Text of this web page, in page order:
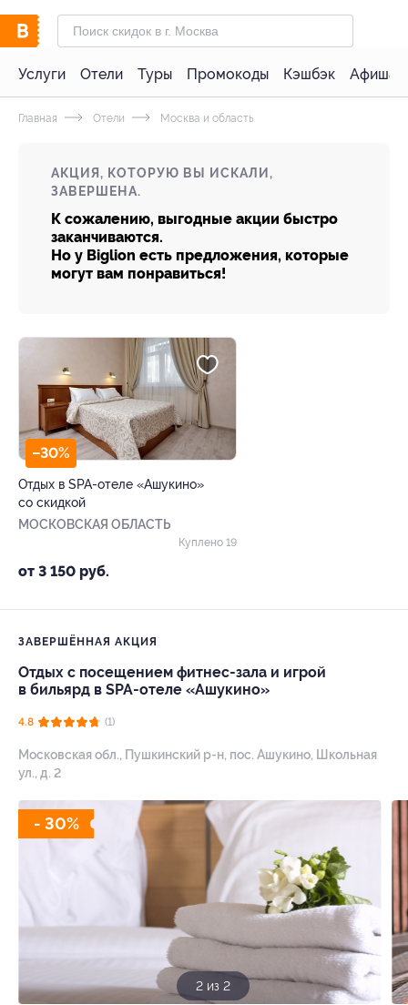
Услуги Отели Туры Промокоды Кэшбэк Афиша
Главная Отели Москва и область
АКЦИЯ, КОТОРУЮ ВЫ ИСКАЛИ,
ЗАВЕРШЕНА.
К сожалению, выгодные акции быстро
заканчиваются.
Но у Biglion есть предложения, которые
могут вам понравиться!
–30%
Отдых в SPA-отеле «Ашукино»
со скидкой
МОСКОВСКАЯ ОБЛАСТЬ
от 3 150 руб.
Куплено 19
ЗАВЕРШЁННАЯ АКЦИЯ
Отдых с посещением фитнес-зала и игрой
в бильярд в SPA-отеле «Ашукино»
4.8 (1)
Московская обл., Пушкинский р-н, пос. Ашукино, Школьная
ул., д. 2
- 30%
1 из 2